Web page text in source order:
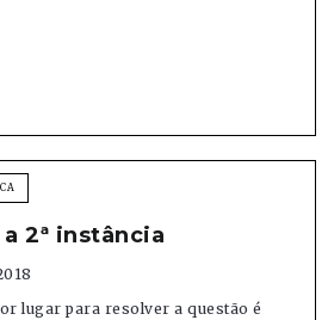
2ª instância
lugar para resolver a questão é